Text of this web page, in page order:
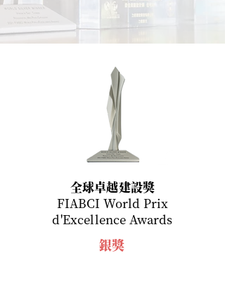
全球卓越建設獎
​FIABCI World Prix
d'Excellence Awards
銀獎